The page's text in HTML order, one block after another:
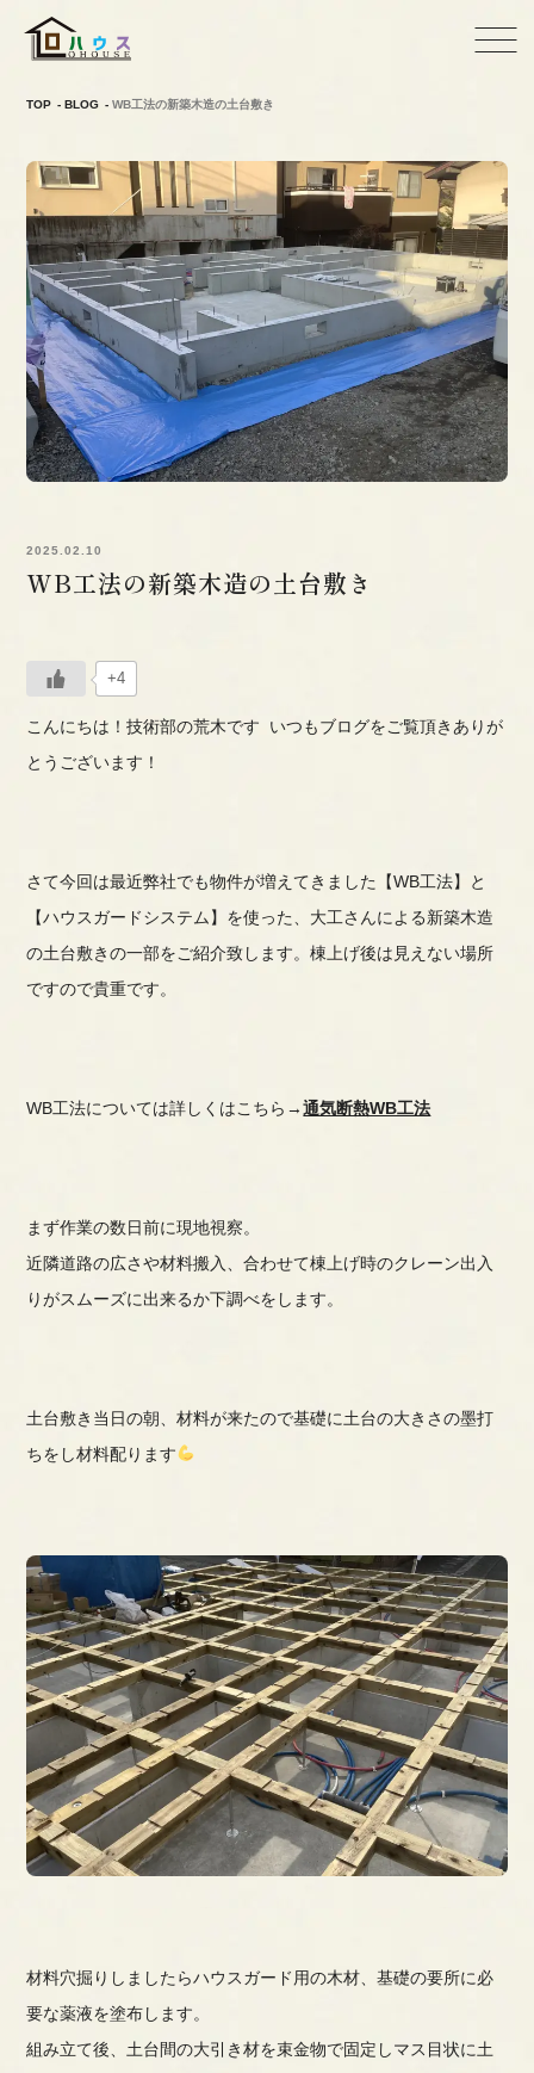
TOP BLOG WB工法の新築木造の土台敷き
2025.02.10
WB工法の新築木造の土台敷き
+4
こんにちは！技術部の荒木です いつもブログをご覧頂きありが
とうございます！
さて今回は最近弊社でも物件が増えてきました【WB工法】と
【ハウスガードシステム】を使った、 大工さんによる新築木造
の土台敷きの一部をご紹介致します。棟上げ後は見えない場所
ですので貴重です。
WB工法については詳しくはこちら→通気断熱WB工法
まず作業の数日前に現地視察。
近隣道路の広さや材料搬入、合わせて棟上げ時のクレーン出入
りがスムーズに出来るか下調べをします。
土台敷き当日の朝、材料が来たので基礎に土台の大きさの墨打
ちをし材料配ります
材料穴掘りしましたらハウスガード用の木材、基礎の要所に必
要な薬液を塗布します。
組み立て後、土台間の大引き材を束金物で固定しマス目状に土